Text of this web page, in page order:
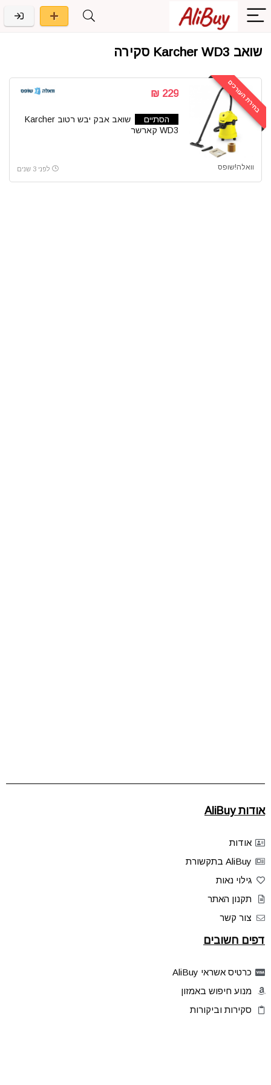
שואב Karcher WD3 סקירה
בחירת העורכים 229 ₪
הסתיים
שואב אבק יבש רטוב Karcher
WD3 קארשר
וואלה!שופס לפני 3 שנים
אודות AliBuy
אודות
AliBuy בתקשורת
גילוי נאות
תקנון האתר
צור קשר
דפים חשובים
כרטיס אשראי AliBuy
מנוע חיפוש באמזון
סקירות וביקורות